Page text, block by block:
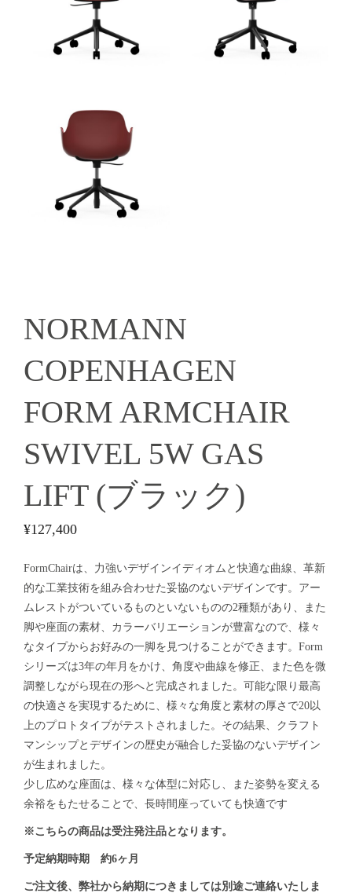
NORMANN
COPENHAGEN
FORM ARMCHAIR
SWIVEL 5W GAS
LIFT (ブラック)
¥127,400
FormChairは、力強いデザインイディオムと快適な曲線、革新
的な工業技術を組み合わせた妥協のないデザインです。アー
ムレストがついているものといないものの2種類があり、また
脚や座面の素材、カラーバリエーションが豊富なので、様々
なタイプからお好みの一脚を見つけることができます。Form
シリーズは3年の年月をかけ、角度や曲線を修正、また色を微
調整しながら現在の形へと完成されました。可能な限り最高
の快適さを実現するために、様々な角度と素材の厚さで20以
上のプロトタイプがテストされました。その結果、クラフト
マンシップとデザインの歴史が融合した妥協のないデザイン
が生まれました。
少し広めな座面は、様々な体型に対応し、また姿勢を変える
余裕をもたせることで、長時間座っていても快適です
※こちらの商品は受注発注品となります。
予定納期時期 約6ヶ月
ご注文後、弊社から納期につきましては別途ご連絡いたしま